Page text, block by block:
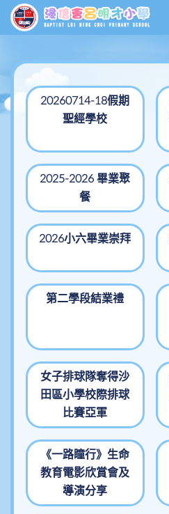
20260714-18假期
聖經學校
2025-2026 畢業聚
餐
2026小六畢業崇拜
第二學段結業禮
女子排球隊奪得沙
田區小學校際排球
比賽亞軍
《一路瞳行》生命
教育電影欣賞會及
導演分享